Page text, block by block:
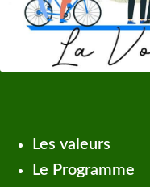
Les valeurs
Le Programme